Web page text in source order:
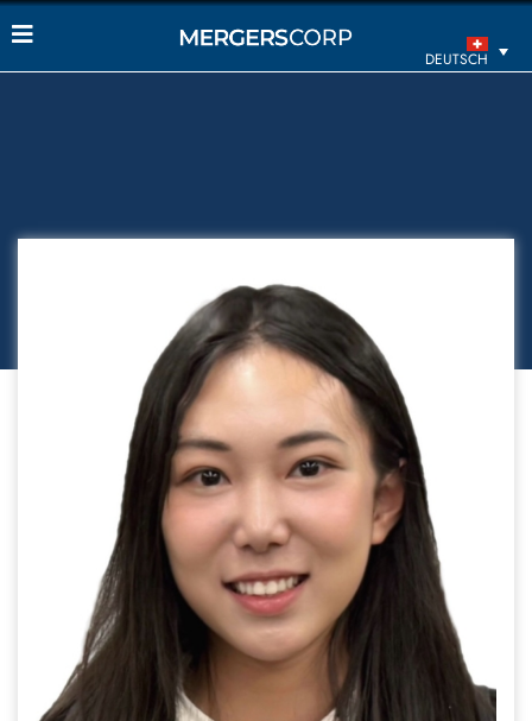
DEUTSCH